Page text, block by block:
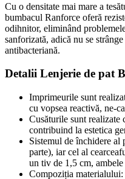
Cu o densitate mai mare a
bumbacul Ranforce oferă
odihnitor, eliminând
sanforizată, adică nu se
antibacteriană.
Detalii Lenjerie de pat
Imprimeurile sunt
cu vopsea reactivă, ne-
Cusăturile sunt realizate
contribuind la estetica
Sistemul de închidere al
parte), iar cel al
un tiv de 1,5 cm,
Compoziția